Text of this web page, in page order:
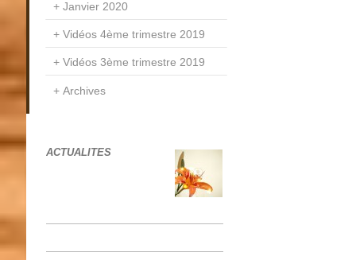
Janvier 2020
Vidéos 4ème trimestre 2019
Vidéos 3ème trimestre 2019
Archives
ACTUALITES